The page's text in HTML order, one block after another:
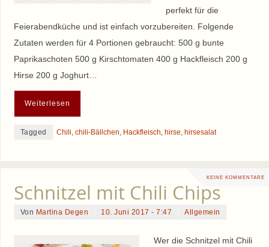
perfekt für die
Feierabendküche und ist einfach vorzubereiten. Folgende
Zutaten werden für 4 Portionen gebraucht: 500 g bunte
Paprikaschoten 500 g Kirschtomaten 400 g Hackfleisch 200 g
Hirse 200 g Joghurt…
Weiterlesen
Tagged Chili, chili-Bällchen, Hackfleisch, hirse, hirsesalat
KEINE KOMMENTARE
Schnitzel mit Chili Chips
Von Martina Degen 10. Juni 2017 - 7:47 Allgemein
Wer die Schnitzel mit Chili